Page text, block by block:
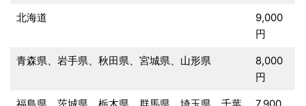
北海道
9,000
円
青森県、岩手県、秋田県、宮城県、山形県
8,000
円